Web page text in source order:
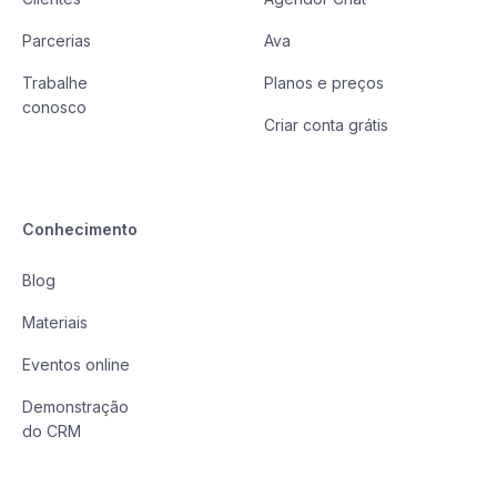
Parcerias
Trabalhe
conosco
Ava
Planos e preços
Criar conta grátis
Conhecimento
Blog
Materiais
Eventos online
Demonstração
do CRM